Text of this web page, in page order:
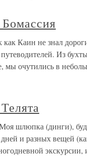
Каин не знал
путеводителей. Из
мы очутились в
шлюпка (динги),
и разных вещей
экскурсии,